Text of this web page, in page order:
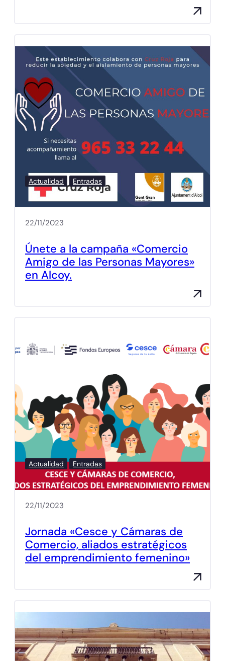
Actualidad Entradas
22/11/2023
Únete a la campaña «Comercio
Amigo de las Personas Mayores»
en Alcoy.
Actualidad Entradas
22/11/2023
Jornada «Cesce y Cámaras de
Comercio, aliados estratégicos
del emprendimiento femenino»